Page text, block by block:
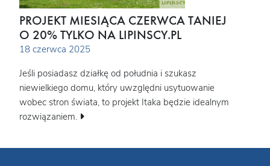
PROJEKT MIESIĄCA CZERWCA TANIEJ
O 20% TYLKO NA LIPINSCY.PL
18 czerwca 2025
Jeśli posiadasz działkę od południa i szukasz
niewielkiego domu, który uwzględni usytuowanie
wobec stron świata, to projekt Itaka będzie idealnym
rozwiązaniem.